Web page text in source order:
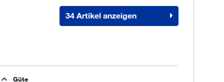
vergessen?
noch kein Kunde
34 Artikel anzeigen
Güte